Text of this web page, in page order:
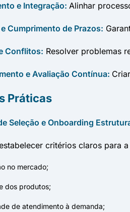
e Integração: Alinhar
Cumprimento de Prazos:
Conflitos: Resolver problemas
e Avaliação Contínua:
Práticas
Seleção e Onboarding
critérios claros para
no mercado;
dos produtos;
de atendimento à demanda;